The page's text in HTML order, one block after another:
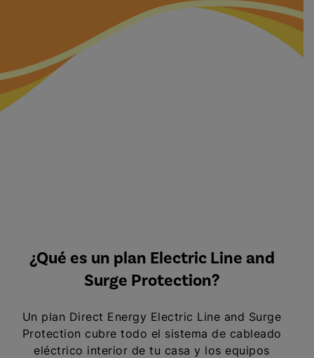
¿Qué es un plan Electric Line and
Surge Protection?
Un plan Direct Energy Electric Line and Surge
Protection cubre todo el sistema de cableado
eléctrico interior de tu casa y los equipos